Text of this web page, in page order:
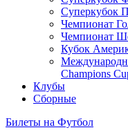
Суперкубок
Чемпионат
Чемпионат
Кубок
Champions
Клубы
Сборные
Билеты на Футбол